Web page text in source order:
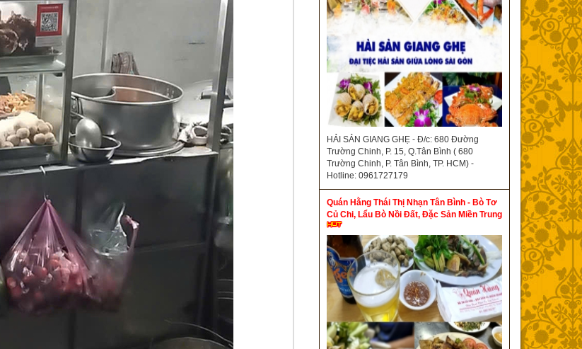
HẢI SẢN GIANG GHẸ - Đ/c: 680 Đường
Trường Chinh, P. 15, Q.Tân Bình ( 680
Trường Chinh, P. Tân Bình, TP. HCM) -
Hotline: 0961727179
Quán Hằng Thái Thị Nhạn Tân Bình - Bò Tơ
Củ Chi, Lẩu Bò Nồi Đất, Đặc Sản Miền Trung